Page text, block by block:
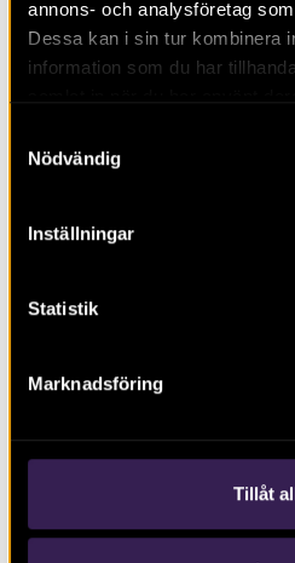
annons- och analysföretag
Dessa kan i sin tur kombinera
information som du har
Nödvändig
Inställningar
Statistik
Marknadsföring
Tillåt
Fler boplatsområden
RAPPORT 2023:5
Hyttkammaren